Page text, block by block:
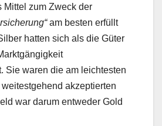
Mittel zum Zweck der
am besten erfüllt
hatten sich als die Güter
Sie waren die am leichtesten
akzeptierten
war darum entweder Gold